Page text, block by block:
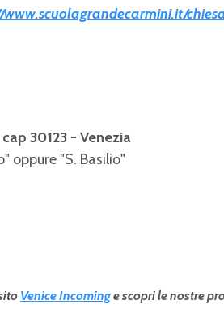
30123 - Venezia
oppure "S. Basilio"
Venice Incominge scopri le nostre